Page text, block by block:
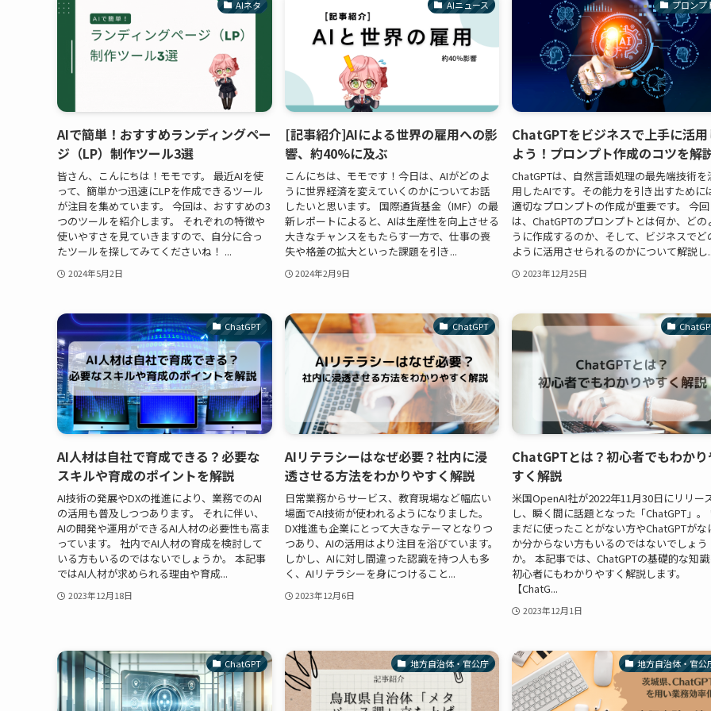
AIネタ
AIで簡単！おすすめランディングペー
ジ（LP）制作ツール3選
皆さん、こんにちは！モモです。 最近AIを使
って、簡単かつ迅速にLPを作成できるツール
が注目を集めています。 今回は、おすすめの3
つのツールを紹介します。 それぞれの特徴や
使いやすさを見ていきますので、自分に合っ
たツールを探してみてくださいね！ ...
2024年5月2日
AIニュース
[記事紹介]AIによる世界の雇用への影
響、約40%に及ぶ
こんにちは、モモです！今日は、AIがどのよ
うに世界経済を変えていくのかについてお話
したいと思います。 国際通貨基金（IMF）の最
新レポートによると、AIは生産性を向上させる
大きなチャンスをもたらす一方で、仕事の喪
失や格差の拡大といった課題を引き...
2024年2月9日
プロンプ
ChatGPTをビジネスで上手に活
よう！プロンプト作成のコツを解
ChatGPTは、自然言語処理の最先端技術を
用したAIです。その能力を引き出すために
適切なプロンプトの作成が重要です。 今回
は、ChatGPTのプロンプトとは何か、どの
うに作成するのか、そして、ビジネスでど
ように活用させられるのかについて解説し
2023年12月25日
ChatGPT
AI人材は自社で育成できる？必要な
スキルや育成のポイントを解説
AI技術の発展やDXの推進により、業務でのAI
の活用も普及しつつあります。 それに伴い、
AIの開発や運用ができるAI人材の必要性も高ま
っています。 社内でAI人材の育成を検討して
いる方もいるのではないでしょうか。 本記事
ではAI人材が求められる理由や育成...
2023年12月18日
ChatGPT
AIリテラシーはなぜ必要？社内に浸
透させる方法をわかりやすく解説
日常業務からサービス、教育現場など幅広い
場面でAI技術が使われるようになりました。
DX推進も企業にとって大きなテーマとなりつ
つあり、AIの活用はより注目を浴びています。
しかし、AIに対し間違った認識を持つ人も多
く、AIリテラシーを身につけること...
2023年12月6日
ChatGPTとは？初心者でもわか
すく解説
米国OpenAI社が2022年11月30日にリリー
し、瞬く間に話題となった「ChatGPT」。
まだに使ったことがない方やChatGPTがな
か分からない方もいるのではないでしょう
か。 本記事では、ChatGPTの基礎的な知
初心者にもわかりやすく解説します。
【ChatG...
2023年12月1日
ChatGPT 地方自治体・官公庁 地方自治体・官公